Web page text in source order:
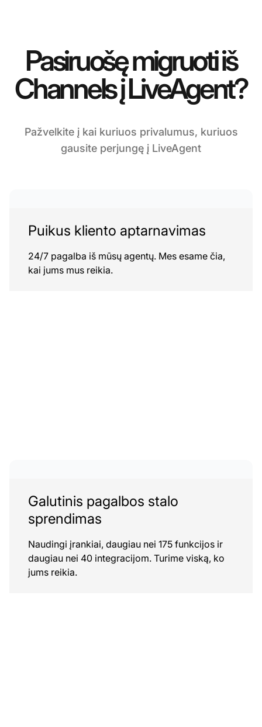
Pasiruošę migruoti iš
Channels į LiveAgent?
Pažvelkite į kai kuriuos privalumus, kuriuos
gausite perjungę į LiveAgent
Puikus kliento aptarnavimas
24/7 pagalba iš mūsų agentų. Mes esame čia,
kai jums mus reikia.
Galutinis pagalbos stalo
sprendimas
Naudingi įrankiai, daugiau nei 175 funkcijos ir
daugiau nei 40 integracijom. Turime viską, ko
jums reikia.